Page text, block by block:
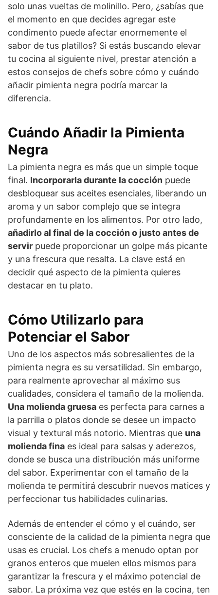
solo unas vueltas de molinillo. Pero, ¿sabías que
el momento en que decides agregar este
condimento puede afectar enormemente el
sabor de tus platillos? Si estás buscando elevar
tu cocina al siguiente nivel, prestar atención a
estos consejos de chefs sobre cómo y cuándo
añadir pimienta negra podría marcar la
diferencia.
Cuándo Añadir la Pimienta
Negra
La pimienta negra es más que un simple toque
final. Incorporarla durante la cocción puede
desbloquear sus aceites esenciales, liberando un
aroma y un sabor complejo que se integra
profundamente en los alimentos. Por otro lado,
añadirlo al final de la cocción o justo antes de
servir puede proporcionar un golpe más picante
y una frescura que resalta. La clave está en
decidir qué aspecto de la pimienta quieres
destacar en tu plato.
Cómo Utilizarlo para
Potenciar el Sabor
Uno de los aspectos más sobresalientes de la
pimienta negra es su versatilidad. Sin embargo,
para realmente aprovechar al máximo sus
cualidades, considera el tamaño de la molienda.
Una molienda gruesa es perfecta para carnes a
la parrilla o platos donde se desee un impacto
visual y textural más notorio. Mientras que una
molienda fina es ideal para salsas y aderezos,
donde se busca una distribución más uniforme
del sabor. Experimentar con el tamaño de la
molienda te permitirá descubrir nuevos matices y
perfeccionar tus habilidades culinarias.
Además de entender el cómo y el cuándo, ser
consciente de la calidad de la pimienta negra que
usas es crucial. Los chefs a menudo optan por
granos enteros que muelen ellos mismos para
garantizar la frescura y el máximo potencial de
sabor. La próxima vez que estés en la cocina, ten